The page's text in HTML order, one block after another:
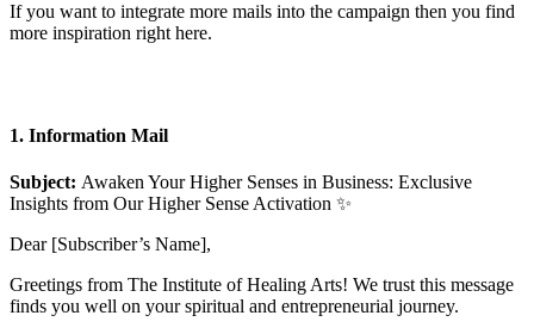
If you want to integrate more mails into the campaign then you find
more inspiration right here.
1. Information Mail
Subject: Awaken Your Higher Senses in Business: Exclusive
Insights from Our Higher Sense Activation ✨
Dear [Subscriber’s Name],
Greetings from The Institute of Healing Arts! We trust this message
finds you well on your spiritual and entrepreneurial journey.